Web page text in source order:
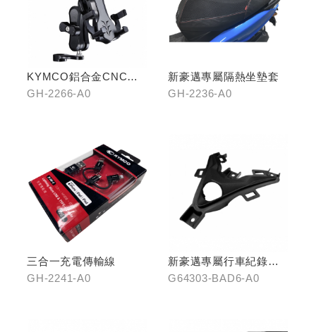
KYMCO鋁合金CNC減
震手機架
GH-2266-A0
新豪邁專屬隔熱坐墊套
GH-2236-A0
三合一充電傳輸線
GH-2241-A0
新豪邁專屬行車紀錄器
飾蓋
G64303-BAD6-A0